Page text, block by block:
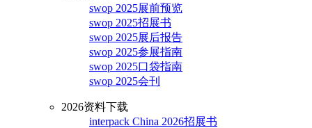
swop 2025展前预览
swop 2025招展书
swop 2025展后报告
swop 2025参展指南
swop 2025口袋指南
swop 2025会刊
2026资料下载
interpack China 2026招展书